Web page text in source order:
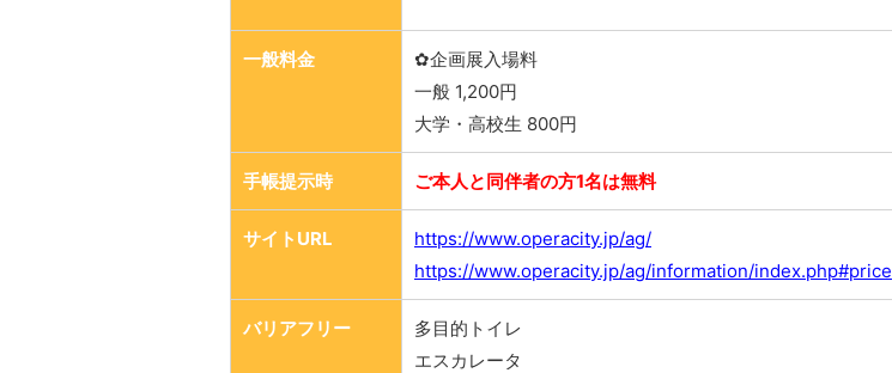
一般料金
✿企画展入場料
一般 1,200円
大学・高校生 800円
手帳提示時 ご本人と同伴者の方1名は無料
サイトURL
https://www.operacity.jp/ag/
https://www.operacity.jp/ag/information/index.php#price
バリアフリー
多目的トイレ
エスカレータ